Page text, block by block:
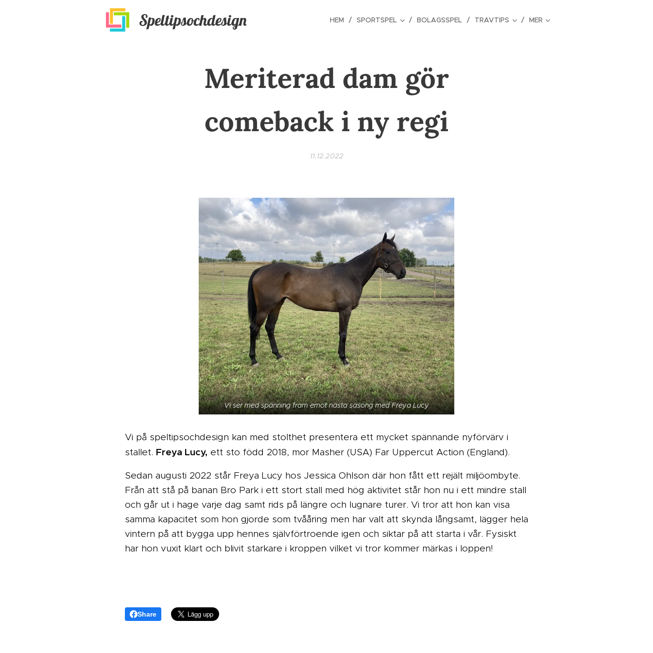
Speltipsochdesign HEM SPORTSPEL BOLAGSSPEL TRAVTIPS MER
Meriterad dam gör
comeback i ny regi
11.12.2022
Vi ser med spänning fram emot nästa säsong med Freya Lucy
Vi på speltipsochdesign kan med stolthet presentera ett mycket spännande nyförvärv i
stallet. Freya Lucy, ett sto född 2018, mor Masher (USA) Far Uppercut Action (England).
Sedan augusti 2022 står Freya Lucy hos Jessica Ohlson där hon fått ett rejält miljöombyte.
Från att stå på banan Bro Park i ett stort stall med hög aktivitet står hon nu i ett mindre stall
och går ut i hage varje dag samt rids på längre och lugnare turer. Vi tror att hon kan visa
samma kapacitet som hon gjorde som tvååring men har valt att skynda långsamt, lägger hela
vintern på att bygga upp hennes självförtroende igen och siktar på att starta i vår. Fysiskt
har hon vuxit klart och blivit starkare i kroppen vilket vi tror kommer märkas i loppen!
Share